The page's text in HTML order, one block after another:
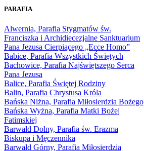
1966
1968
1969
1970
1971
1972
1973
1974
1975
1976
1977
1978
1979
1980
PARAFIA
Alwernia, Parafia Stygmatów św.
Franciszka i Archidiecezjalne Sanktuarium
Pana Jezusa Cierpiącego „Ecce Homo”
Babice, Parafia Wszystkich Świętych
Bachowice, Parafia Najświętszego Serca
Pana Jezusa
Balice, Parafia Świętej Rodziny
Balin, Parafia Chrystusa Króla
Bańska Niżna, Parafia Miłosierdzia Bożego
Bańska Wyżna, Parafia Matki Bożej
Fatimskiej
Barwałd Dolny, Parafia św. Erazma
Biskupa i Męczennika
Barwałd Górny, Parafia Miłosierdzia